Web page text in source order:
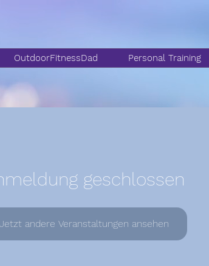
OutdoorFitnessDad Personal Training
geschlossen
Jetzt andere Veranstaltungen ansehen